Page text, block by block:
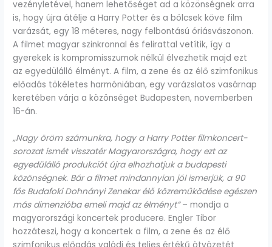
vezényletével, hanem lehetőséget ad a közönségnek arra
is, hogy újra átélje a Harry Potter és a bölcsek köve film
varázsát, egy 18 méteres, nagy felbontású óriásvászonon.
A filmet magyar szinkronnal és felirattal vetítik, így a
gyerekek is kompromisszumok nélkül élvezhetik majd ezt
az egyedülálló élményt. A film, a zene és az élő szimfonikus
előadás tökéletes harmóniában, egy varázslatos vasárnap
keretében várja a közönséget Budapesten, novemberben
16-án.
„Nagy öröm számunkra, hogy a Harry Potter filmkoncert-
sorozat ismét visszatér Magyarországra, hogy ezt az
egyedülálló produkciót újra elhozhatjuk a budapesti
közönségnek. Bár a filmet mindannyian jól ismerjük, a 90
fős Budafoki Dohnányi Zenekar élő közreműködése egészen
más dimenzióba emeli majd az élményt”– mondja a
magyarországi koncertek producere. Engler Tibor
hozzáteszi, hogy a koncertek a film, a zene és az élő